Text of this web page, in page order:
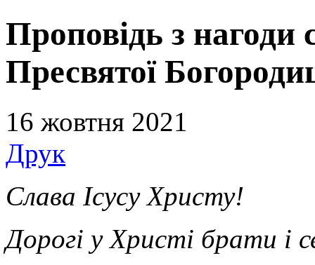
Проповідь з нагоди
Пресвятої
16 жовтня 2021
Друк
Слава Ісусу Христу!
Дорогі у Христі брати і